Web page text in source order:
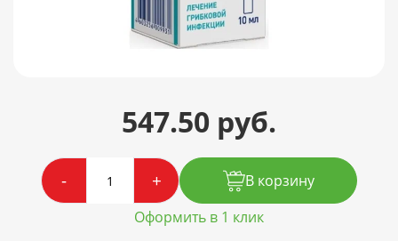
547.50 руб.
- +
В корзину
Оформить в 1 клик